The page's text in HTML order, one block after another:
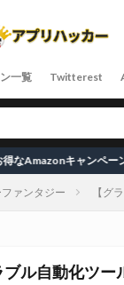
一覧 Twitterest
ャンペーン一覧
ァンタジー 【グ
ブル自動化ツ